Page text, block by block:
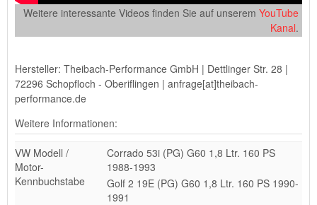
Weitere interessante Videos finden Sie auf unserem YouTube
Kanal.
Hersteller: Theibach-Performance GmbH | Dettlinger Str. 28 |
72296 Schopfloch - Oberiflingen | anfrage[at]theibach-
performance.de
Weitere Informationen:
VW Modell /
Motor-
Kennbuchstabe
Corrado 53i (PG) G60 1,8 Ltr. 160 PS
1988-1993
Golf 2 19E (PG) G60 1,8 Ltr. 160 PS 1990-
1991